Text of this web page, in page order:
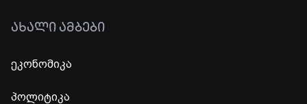
ᲐᲮᲐᲚᲘ ᲐᲛᲑᲔᲑᲘ
ეკონომიკა
პოლიტიკა